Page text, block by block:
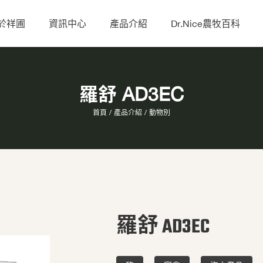
祥圃 資訊中心 產品介紹 Dr.Nice農牧百科
羅舒 AD3EC
首頁 產品介紹 動物別
羅舒 AD3EC